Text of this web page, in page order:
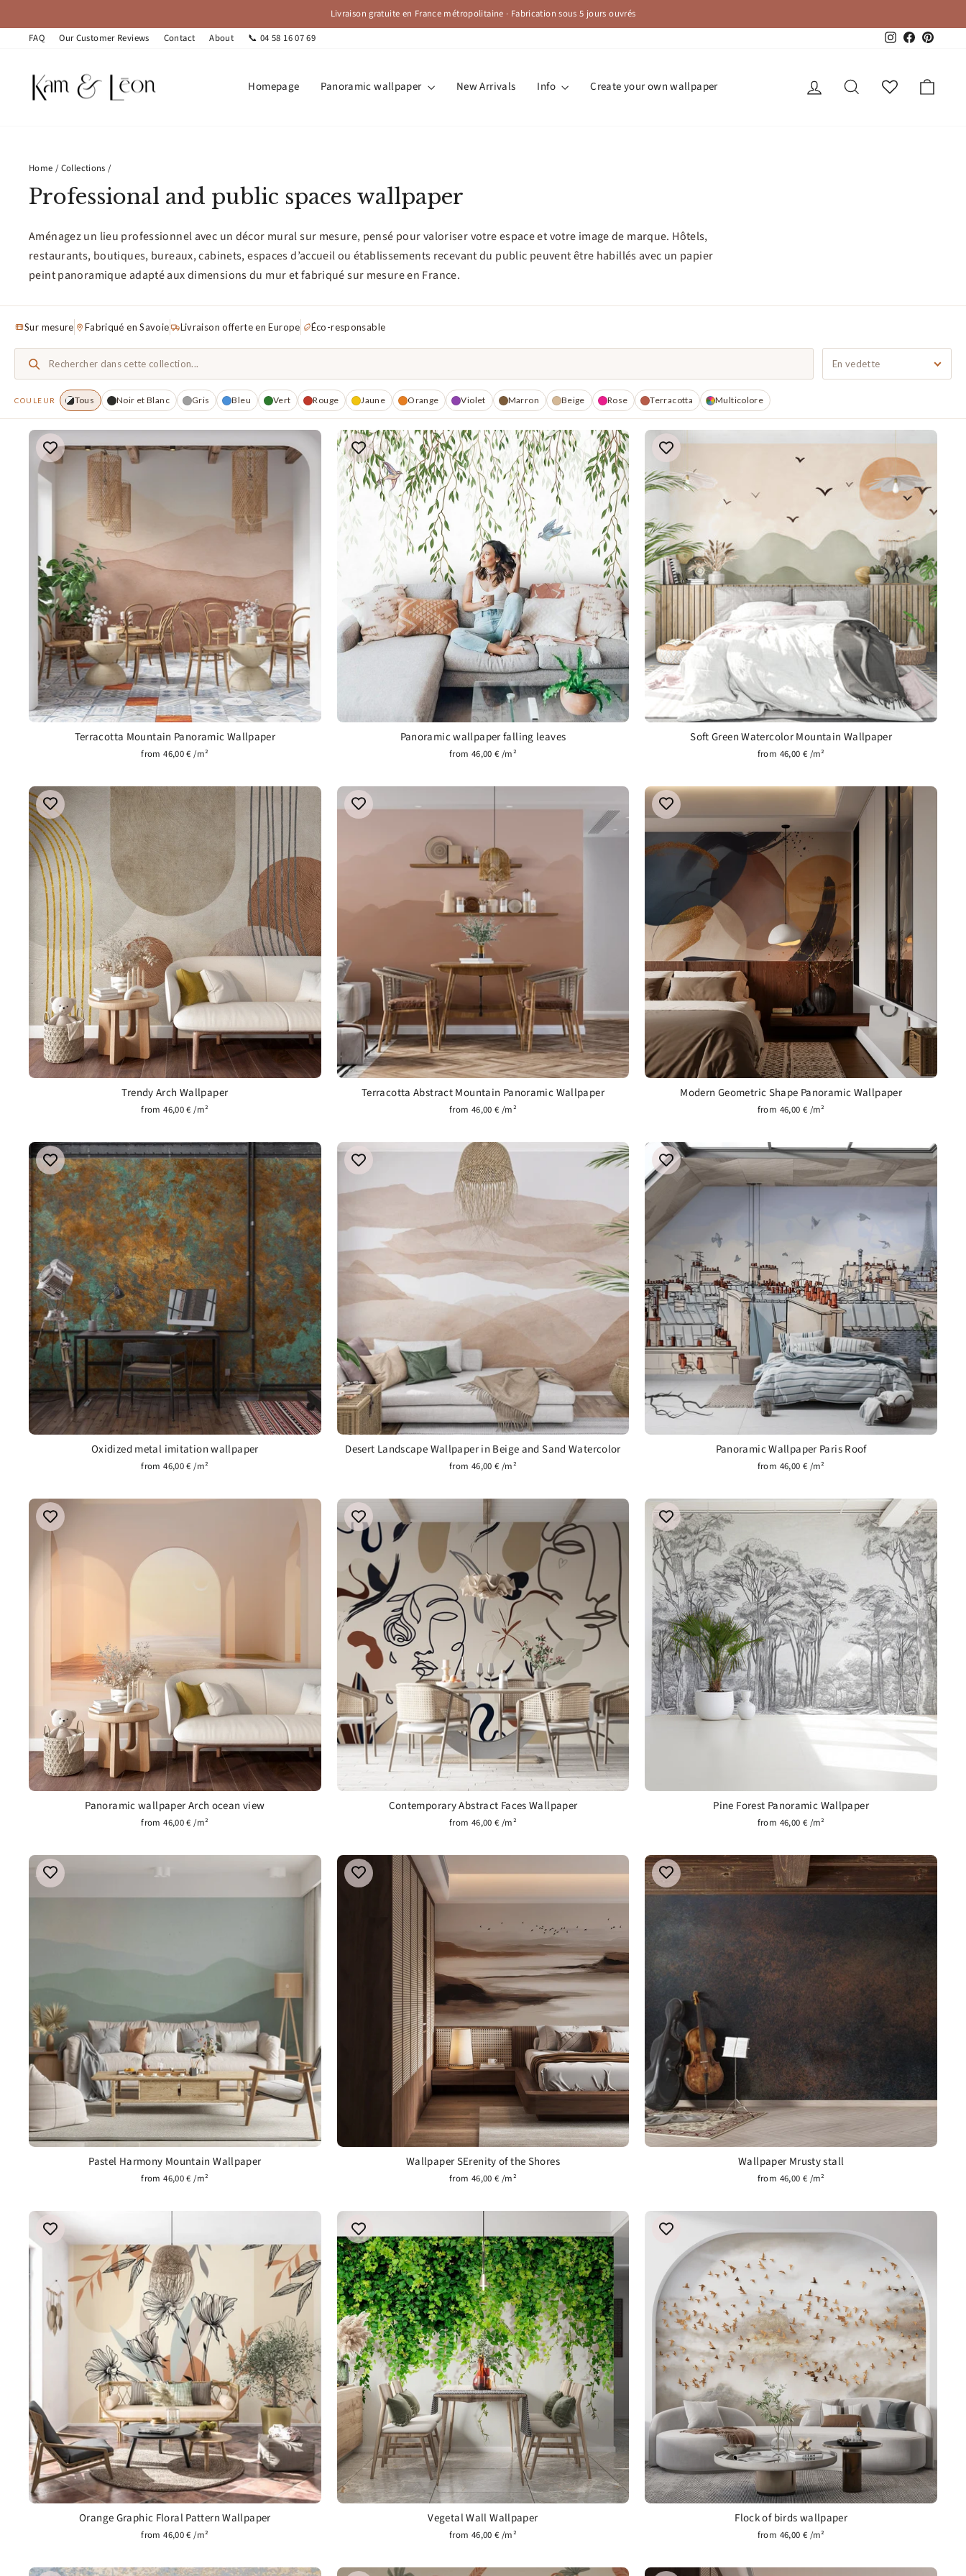
content
Pause
Livraison gratuite en France métropolitaine · Fabrication sous 5 jours ouvrés
FAQ
Our Customer Reviews Contact About 📞 04 58 16 07 69 Instagram
Facebook
Homepage Panoramic wallpaper New Arrivals Info Create your own wallpaper Log in Search
Home / Collections /
Professional and public spaces wallpaper
Aménagez un lieu professionnel avec un décor mural sur mesure, pensé pour valoriser votre espace et votre image de marque. Hôtels,
restaurants, boutiques, bureaux, cabinets, espaces d’accueil ou établissements recevant du public peuvent être habillés avec un papier
peint panoramique adapté aux dimensions du mur et fabriqué sur mesure en France.
Sur mesure Fabriqué en Savoie Livraison offerte en Europe Éco-responsable
COULEUR Tous Noir et Blanc Gris Bleu Vert Rouge Jaune Orange Violet Marron Beige Rose Terracotta Multicolore
Terracotta Mountain Panoramic Wallpaper
from 46,00 € /m²
Panoramic wallpaper falling leaves
from 46,00 € /m²
Soft Green Watercolor Mountain Wallpaper
from 46,00 € /m²
Trendy Arch Wallpaper
from 46,00 € /m²
Terracotta Abstract Mountain Panoramic Wallpaper
from 46,00 € /m²
Modern Geometric Shape Panoramic Wallpaper
from 46,00 € /m²
Oxidized metal imitation wallpaper
from 46,00 € /m²
Desert Landscape Wallpaper in Beige and Sand Watercolor
from 46,00 € /m²
Panoramic Wallpaper Paris Roof
from 46,00 € /m²
Panoramic wallpaper Arch ocean view
from 46,00 € /m²
Contemporary Abstract Faces Wallpaper
from 46,00 € /m²
Pine Forest Panoramic Wallpaper
from 46,00 € /m²
Pastel Harmony Mountain Wallpaper
from 46,00 € /m²
Wallpaper SErenity of the Shores
from 46,00 € /m²
Wallpaper Mrusty stall
from 46,00 € /m²
Orange Graphic Floral Pattern Wallpaper
from 46,00 € /m²
Vegetal Wall Wallpaper
from 46,00 € /m²
Flock of birds wallpaper
from 46,00 € /m²